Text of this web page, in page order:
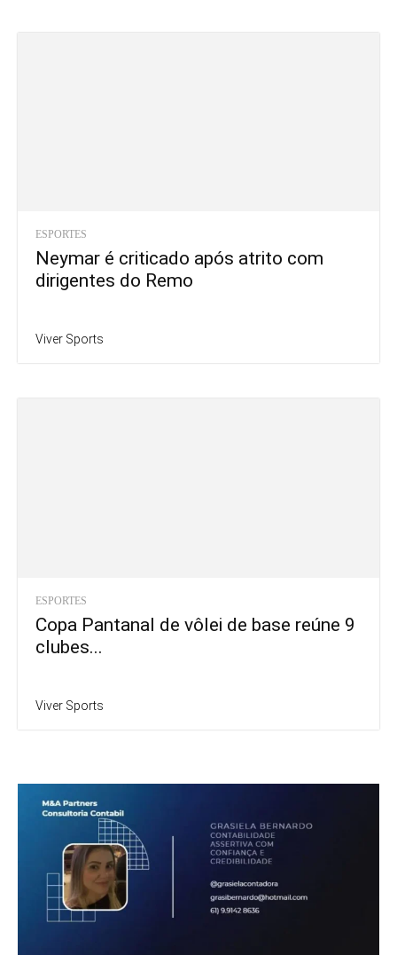
ESPORTES
Neymar é criticado após atrito com
dirigentes do Remo
Viver Sports
ESPORTES
Copa Pantanal de vôlei de base reúne 9
clubes...
Viver Sports